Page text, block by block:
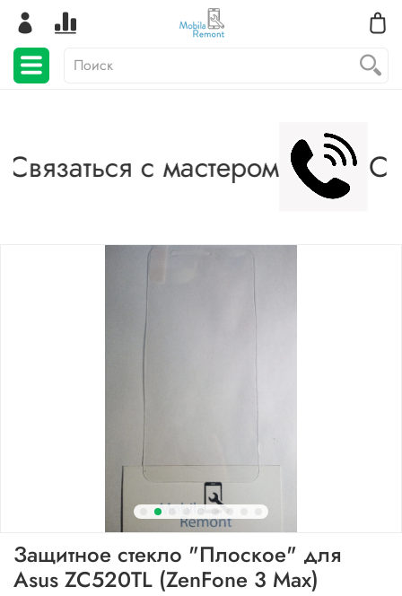
Связаться с мастером
Защитное стекло "Плоское" для
Asus ZC520TL (ZenFone 3 Max)